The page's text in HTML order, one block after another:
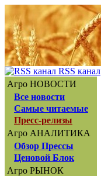
RSS канал
Агро НОВОСТИ
Все новости
Самые читаемые
Пресс-релизы
Агро АНАЛИТИКА
Обзор Прессы
Ценовой Блок
Агро РЫНОК